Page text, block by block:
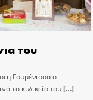
του
Γουμένισσα ο
το κυλικείο του[…]